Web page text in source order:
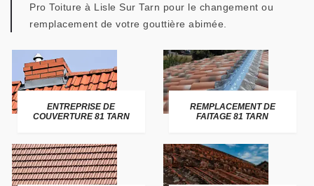
Pro Toiture à Lisle Sur Tarn pour le changement ou
remplacement de votre gouttière abimée.
ENTREPRISE DE
COUVERTURE 81 TARN
REMPLACEMENT DE
FAITAGE 81 TARN